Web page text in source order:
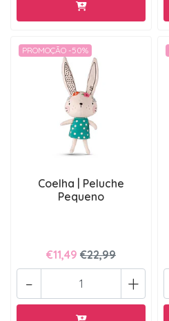
PROMOÇÃO -50%
Coelha | Peluche
Pequeno
€11,49 €22,99
+
-